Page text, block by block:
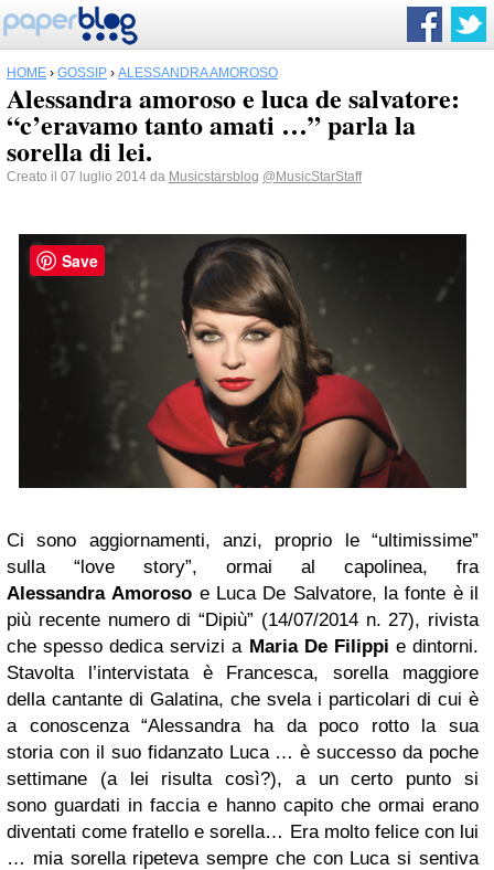
HOME › GOSSIP › ALESSANDRA AMOROSO
Alessandra amoroso e luca de salvatore:
“c’eravamo tanto amati …” parla la
sorella di lei.
Creato il 07 luglio 2014 da Musicstarsblog @MusicStarStaff
Ci sono aggiornamenti, anzi, proprio le “ultimissime”
sulla “love story”, ormai al capolinea, fra
Alessandra Amoroso e Luca De Salvatore, la fonte è il
più recente numero di “Dipiù” (14/07/2014 n. 27), rivista
che spesso dedica servizi a Maria De Filippi e dintorni.
Stavolta l’intervistata è Francesca, sorella maggiore
della cantante di Galatina, che svela i particolari di cui è
a conoscenza “Alessandra ha da poco rotto la sua
storia con il suo fidanzato Luca … è successo da poche
settimane (a lei risulta così?), a un certo punto si
sono guardati in faccia e hanno capito che ormai erano
diventati come fratello e sorella… Era molto felice con lui
… mia sorella ripeteva sempre che con Luca si sentiva
Save